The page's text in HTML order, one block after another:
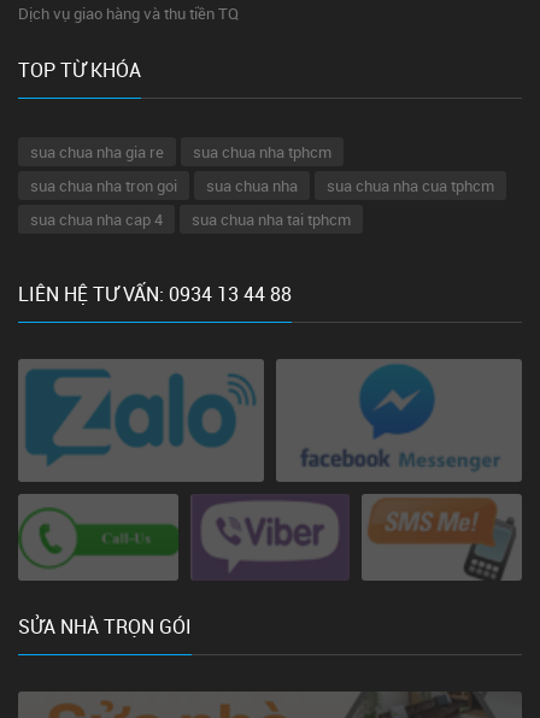
Dịch vụ giao hàng và thu tiền TQ
TOP TỪ KHÓA
sua chua nha gia re
sua chua nha tphcm
sua chua nha tron goi
sua chua nha
sua chua nha cua tphcm
sua chua nha cap 4
sua chua nha tai tphcm
LIÊN HỆ TƯ VẤN: 0934 13 44 88
SỬA NHÀ TRỌN GÓI